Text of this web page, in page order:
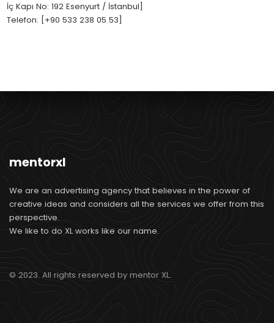
İç Kapı No: 192 Esenyurt / İstanbul]
Telefon: [+90 533 238 05 53]
mentorxl
We are an advertising agency that believes in the power of
creative ideas and considers all the services we offer from this
perspective.
We like to do XL works like our name.
© 2023. All rights reserved by mentor XL.